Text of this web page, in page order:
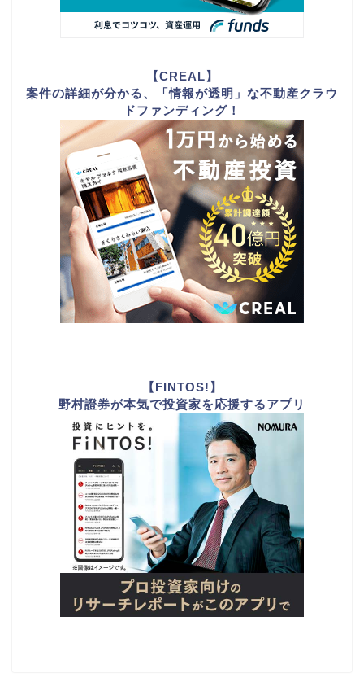
【CREAL】
案件の詳細が分かる、「情報が透明」な不動産クラウ
ドファンディング！
【FINTOS!】
野村證券が本気で投資家を応援するアプリ